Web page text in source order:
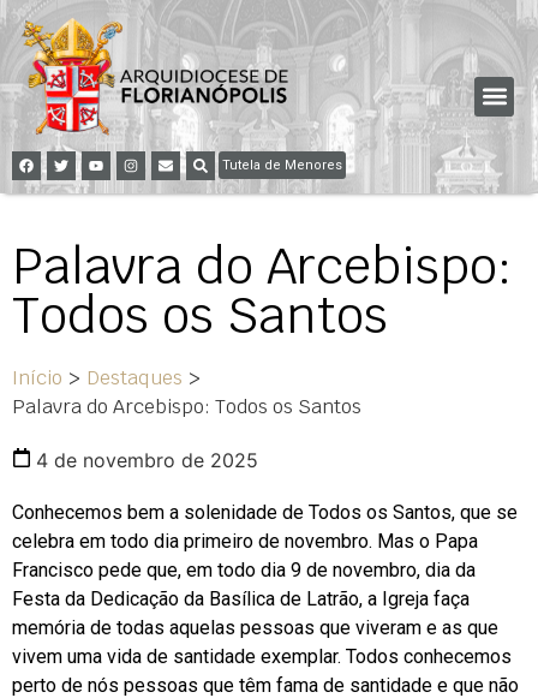
Tutela de Menores
Palavra do Arcebispo:
Todos os Santos
Início > Destaques >
Palavra do Arcebispo: Todos os Santos
4 de novembro de 2025
Conhecemos bem a solenidade de Todos os Santos, que se
celebra em todo dia primeiro de novembro. Mas o Papa
Francisco pede que, em todo dia 9 de novembro, dia da
Festa da Dedicação da Basílica de Latrão, a Igreja faça
memória de todas aquelas pessoas que viveram e as que
vivem uma vida de santidade exemplar. Todos conhecemos
perto de nós pessoas que têm fama de santidade e que não